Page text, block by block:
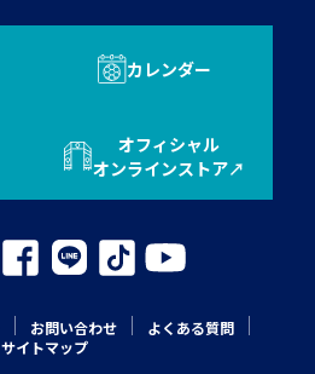
カレンダー
オフィシャル
オンラインストア
お問い合わせ
よくある質問
サイトマップ